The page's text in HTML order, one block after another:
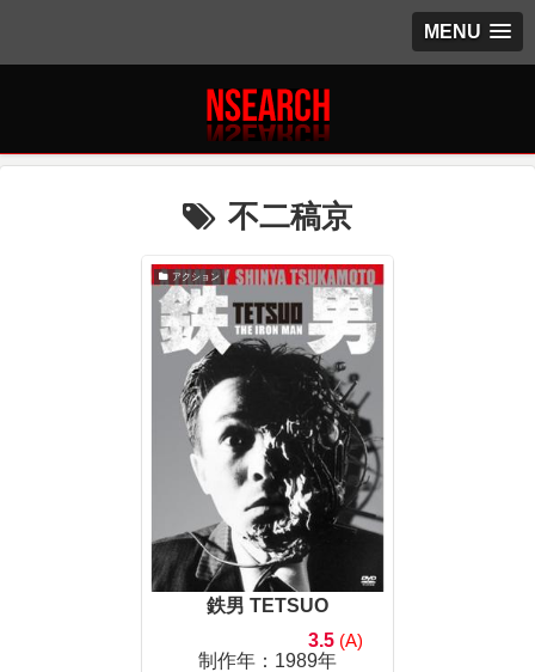
MENU
不二稿京
アクション
鉄男 TETSUO
3.5 (A)
制作年：1989年